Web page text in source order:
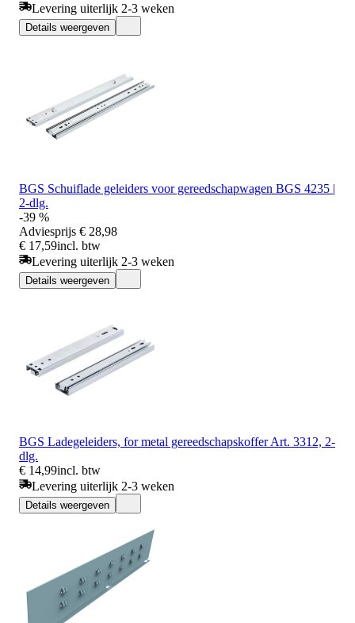
Levering uiterlijk 2-3 weken
Details weergeven
BGS Schuiflade geleiders voor gereedschapwagen BGS 4235 |
2-dlg.
-39 %
Adviesprijs € 28,98
€ 17,59incl. btw
Levering uiterlijk 2-3 weken
Details weergeven
BGS Ladegeleiders, for metal gereedschapskoffer Art. 3312, 2-
dlg.
€ 14,99incl. btw
Levering uiterlijk 2-3 weken
Details weergeven